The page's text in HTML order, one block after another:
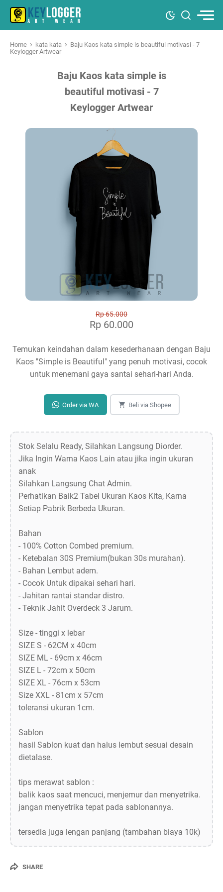
Home › kata kata › Baju Kaos kata simple is beautiful motivasi - 7
Keylogger Artwear
Baju Kaos kata simple is
beautiful motivasi - 7
Keylogger Artwear
Rp 65.000
Rp 60.000
Temukan keindahan dalam kesederhanaan dengan Baju
Kaos "Simple is Beautiful" yang penuh motivasi, cocok
untuk menemani gaya santai sehari-hari Anda.
Order via WA Beli via Shopee
Stok Selalu Ready, Silahkan Langsung Diorder.
Jika Ingin Warna Kaos Lain atau jika ingin ukuran
anak
Silahkan Langsung Chat Admin.
Perhatikan Baik2 Tabel Ukuran Kaos Kita, Karna
Setiap Pabrik Berbeda Ukuran.
Bahan
- 100% Cotton Combed premium.
- Ketebalan 30S Premium(bukan 30s murahan).
- Bahan Lembut adem.
- Cocok Untuk dipakai sehari hari.
- Jahitan rantai standar distro.
- Teknik Jahit Overdeck 3 Jarum.
Size - tinggi x lebar
SIZE S - 62CM x 40cm
SIZE ML - 69cm x 46cm
SIZE L - 72cm x 50cm
SIZE XL - 76cm x 53cm
Size XXL - 81cm x 57cm
toleransi ukuran 1cm.
Sablon
hasil Sablon kuat dan halus lembut sesuai desain
dietalase.
tips merawat sablon :
balik kaos saat mencuci, menjemur dan menyetrika.
jangan menyetrika tepat pada sablonannya.
tersedia juga lengan panjang (tambahan biaya 10k)
SHARE